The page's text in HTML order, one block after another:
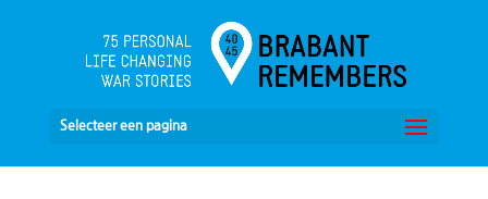
Selecteer een pagina